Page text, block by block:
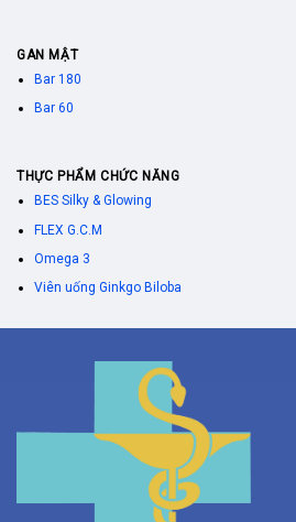
GAN MẬT
Bar 180
Bar 60
THỰC PHẨM CHỨC NĂNG
BES Silky & Glowing
FLEX G.C.M
Omega 3
Viên uống Ginkgo Biloba